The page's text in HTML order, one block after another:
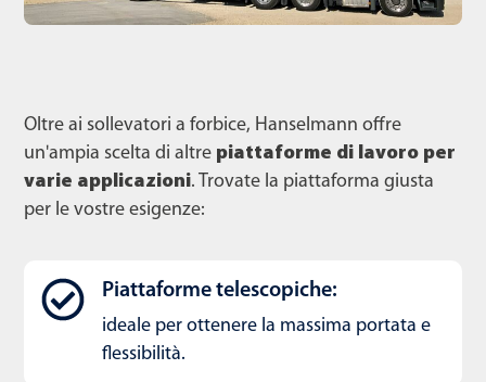
Oltre ai sollevatori a forbice, Hanselmann offre
un'ampia scelta di altre piattaforme di lavoro per
varie applicazioni. Trovate la piattaforma giusta
per le vostre esigenze:
Piattaforme telescopiche:
ideale per ottenere la massima portata e
flessibilità.